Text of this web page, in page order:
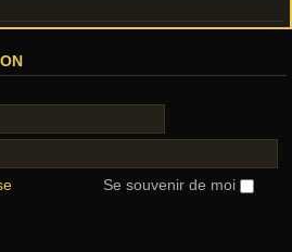
Se souvenir de moi